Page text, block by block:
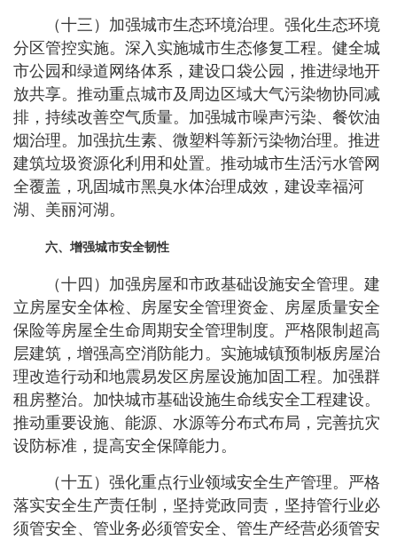
（十三）加强城市生态环境治理。强化生态环境
分区管控实施。深入实施城市生态修复工程。健全城
市公园和绿道网络体系，建设口袋公园，推进绿地开
放共享。推动重点城市及周边区域大气污染物协同减
排，持续改善空气质量。加强城市噪声污染、餐饮油
烟治理。加强抗生素、微塑料等新污染物治理。推进
建筑垃圾资源化利用和处置。推动城市生活污水管网
全覆盖，巩固城市黑臭水体治理成效，建设幸福河
湖、美丽河湖。
六、增强城市安全韧性
（十四）加强房屋和市政基础设施安全管理。建
立房屋安全体检、房屋安全管理资金、房屋质量安全
保险等房屋全生命周期安全管理制度。严格限制超高
层建筑，增强高空消防能力。实施城镇预制板房屋治
理改造行动和地震易发区房屋设施加固工程。加强群
租房整治。加快城市基础设施生命线安全工程建设。
推动重要设施、能源、水源等分布式布局，完善抗灾
设防标准，提高安全保障能力。
（十五）强化重点行业领域安全生产管理。严格
落实安全生产责任制，坚持党政同责，坚持管行业必
须管安全、管业务必须管安全、管生产经营必须管安